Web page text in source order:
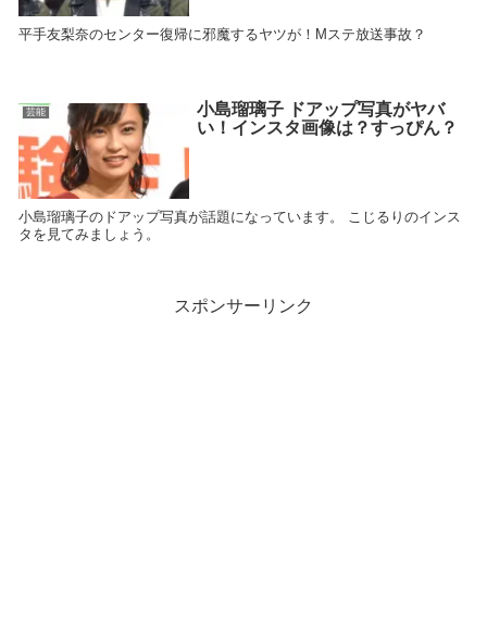
平手友梨奈のセンター復帰に邪魔するヤツが！Mステ放送事故？
芸能
小島瑠璃子 ドアップ写真がヤバ
い！インスタ画像は？すっぴん？
小島瑠璃子のドアップ写真が話題になっています。 こじるりのインス
タを見てみましょう。
スポンサーリンク